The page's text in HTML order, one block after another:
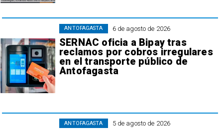
6 de agosto de 2026
SERNAC oficia a Bipay tras
reclamos por cobros irregulares
en el transporte público de
Antofagasta
ANTOFAGASTA
5 de agosto de 2026
ANTOFAGASTA